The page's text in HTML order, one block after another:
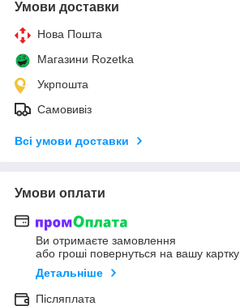
Умови доставки
Нова Пошта
Магазини Rozetka
Укрпошта
Самовивіз
Всі умови доставки
Умови оплати
Ви отримаєте замовлення
або гроші повернуться на вашу картку
Детальніше
Післяплата